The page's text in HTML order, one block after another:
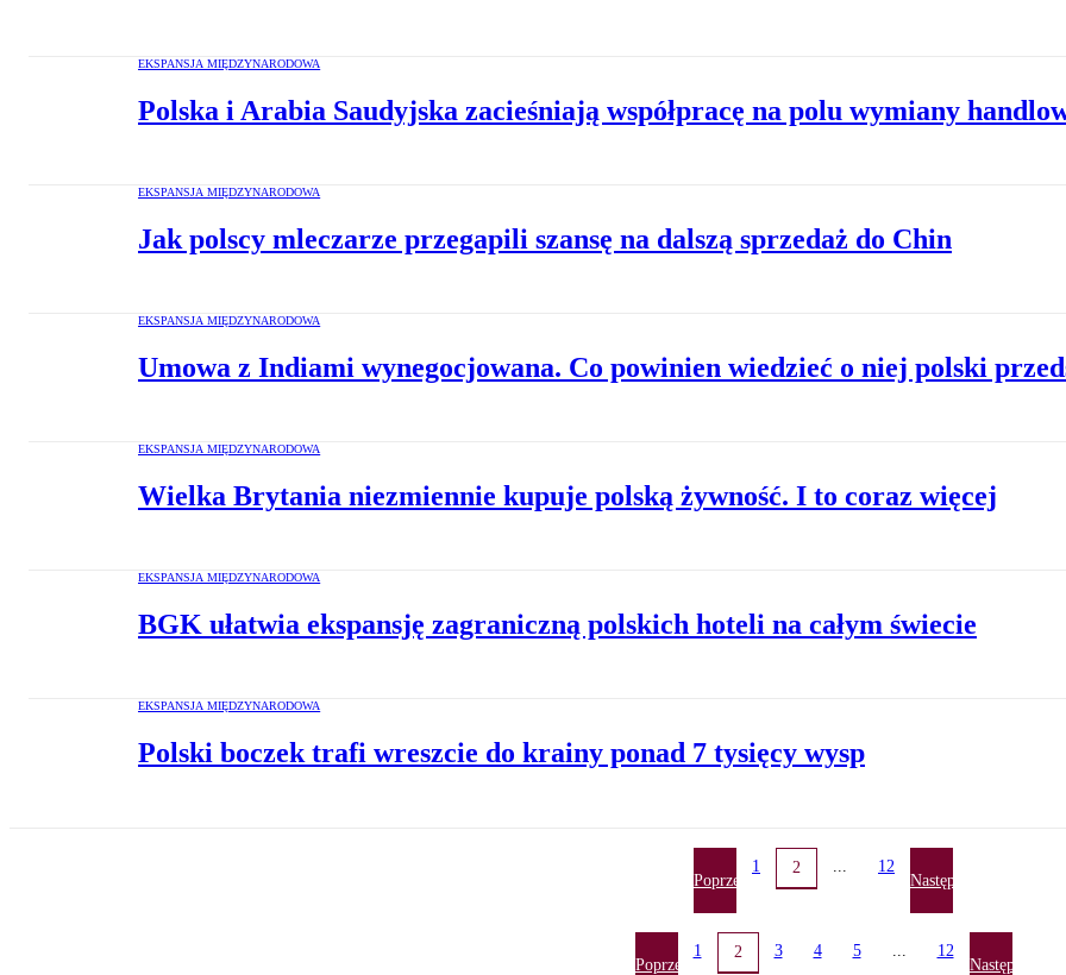
EKSPANSJA MIĘDZYNARODOWA
Polska i Arabia Saudyjska zacieśniają współpracę na polu wymiany
EKSPANSJA MIĘDZYNARODOWA
Jak polscy mleczarze przegapili szansę na dalszą sprzedaż do Chin
EKSPANSJA MIĘDZYNARODOWA
Umowa z Indiami wynegocjowana. Co powinien wiedzieć o niej polski
EKSPANSJA MIĘDZYNARODOWA
Wielka Brytania niezmiennie kupuje polską żywność. I to coraz więcej
EKSPANSJA MIĘDZYNARODOWA
BGK ułatwia ekspansję zagraniczną polskich hoteli na całym świecie
EKSPANSJA MIĘDZYNARODOWA
Polski boczek trafi wreszcie do krainy ponad 7 tysięcy wysp
Poprzednia
1 2 ... 12
Następna
Poprzednia
1 2 3 4 5 ... 12
Następna